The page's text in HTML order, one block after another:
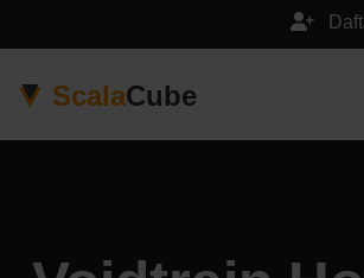
ScalaCube